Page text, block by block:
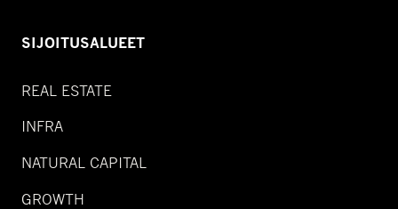
SIJOITUSALUEET
REAL ESTATE
INFRA
NATURAL CAPITAL
GROWTH